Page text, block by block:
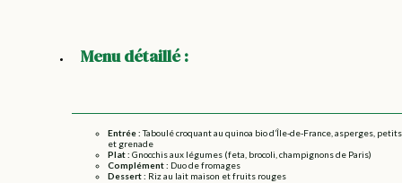
Menu détaillé :
Entrée :Taboulé croquant au quinoa bio d’Île-de-France, asperges,
et grenade
Plat : Gnocchis aux légumes (feta, brocoli, champignons de Paris)
Complément : Duo de fromages
Dessert : Riz au lait maison et fruits rouges